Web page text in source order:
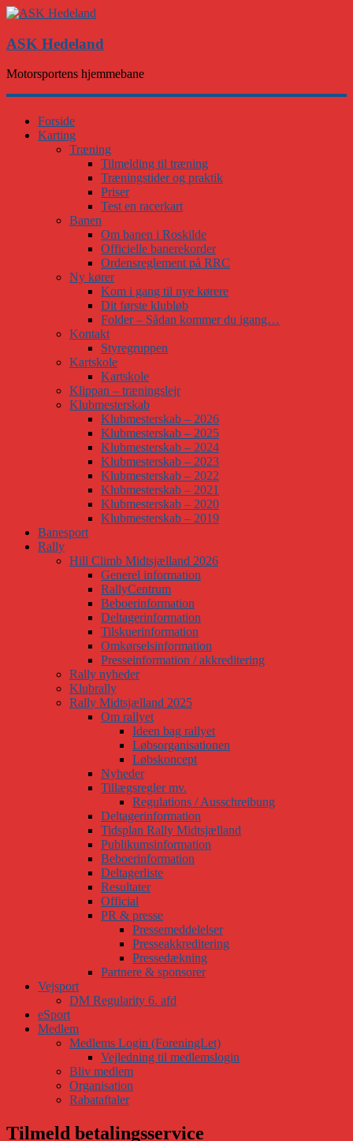
ASK Hedeland
Motorsportens hjemmebane
Forside
Karting
Træning
Tilmelding til træning
Træningstider og praktik
Priser
Test en racerkart
Banen
Om banen i Roskilde
Officielle banerekorder
Ordensreglement på RRC
Ny kører
Kom i gang til nye kørere
Dit første klubløb
Folder – Sådan kommer du igang…
Kontakt
Styregruppen
Kartskole
Kartskole
Klippan – træningslejr
Klubmesterskab
Klubmesterskab – 2026
Klubmesterskab – 2025
Klubmesterskab – 2024
Klubmesterskab – 2023
Klubmesterskab – 2022
Klubmesterskab – 2021
Klubmesterskab – 2020
Klubmesterskab – 2019
Banesport
Rally
Hill Climb Midtsjælland 2026
Generel information
RallyCentrum
Beboerinformation
Deltagerinformation
Tilskuerinformation
Omkørselsinformation
Presseinformation / akkreditering
Rally nyheder
Klubrally
Rally Midtsjælland 2025
Om rallyet
Ideen bag rallyet
Løbsorganisationen
Løbskoncept
Nyheder
Tillægsregler mv.
Regulations / Ausschreibung
Deltagerinformation
Tidsplan Rally Midtsjælland
Publikumsinformation
Beboerinformation
Deltagerliste
Resultater
Official
PR & presse
Pressemeddelelser
Presseakkreditering
Pressedækning
Partnere & sponsorer
Vejsport
DM Regularity 6. afd
eSport
Medlem
Medlems Login (ForeningLet)
Vejledning til medlemslogin
Bliv medlem
Organisation
Rabataftaler
Tilmeld betalingsservice